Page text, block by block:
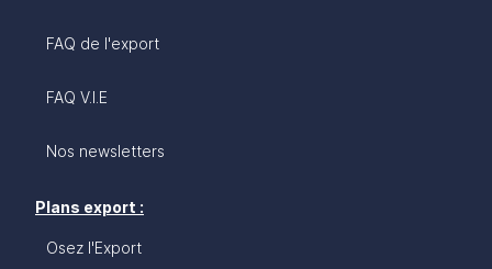
FAQ de l'export
FAQ V.I.E
Nos newsletters
Plans export :
Osez l'Export